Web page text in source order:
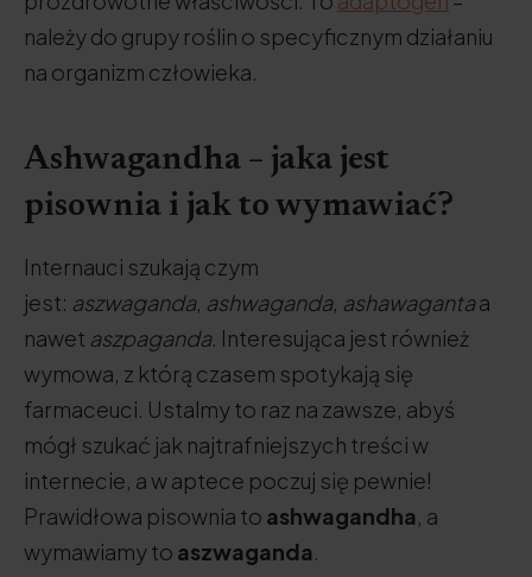
należy do grupy roślin o specyficznym działaniu
na organizm człowieka.
Ashwagandha – jaka jest
pisownia i jak to wymawiać?
Internauci szukają czym
jest: aszwaganda, ashwaganda, ashawagantaa
nawet aszpaganda. Interesująca jest również
wymowa, z którą czasem spotykają się
farmaceuci. Ustalmy to raz na zawsze, abyś
mógł szukać jak najtrafniejszych treści w
internecie, a w aptece poczuj się pewnie!
Prawidłowa pisownia to ashwagandha, a
wymawiamy to aszwaganda.